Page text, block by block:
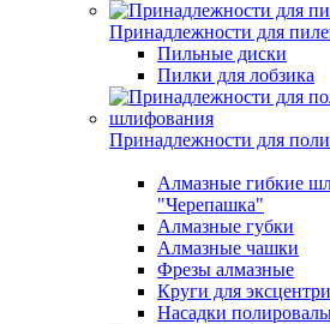
Принадлежности для
Пильные диски
Пилки для лобзика
Принадлежности для
Алмазные гибкие
"Черепашка"
Алмазные губки
Алмазные чашки
Фрезы алмазные
Круги для
Насадки